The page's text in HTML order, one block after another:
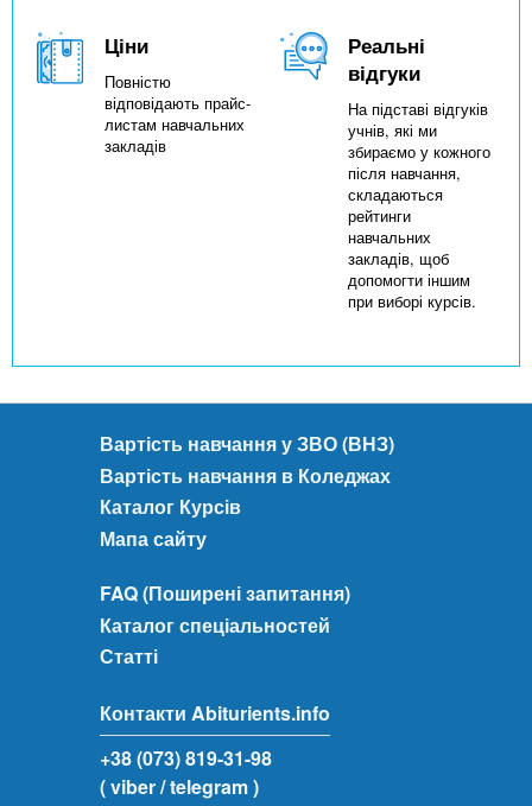
Ціни
Повністю
відповідають прайс-
листам навчальних
закладів
Реальні
відгуки
На підставі відгуків
учнів, які ми
збираємо у кожного
після навчання,
складаються
рейтинги
навчальних
закладів, щоб
допомогти іншим
при виборі курсів.
Вартість навчання у ЗВО (ВНЗ)
Вартість навчання в Коледжах
Каталог Курсів
Мапа сайту
FAQ (Поширені запитання)
Каталог спеціальностей
Статті
Контакти Abiturients.info
+38 (073) 819-31-98
( viber/ telegram )